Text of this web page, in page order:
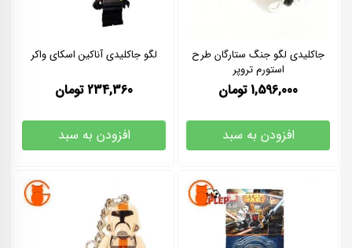
جاکلیدی لگو جنگ ستارگان طرح
استورم تروپر
1,596,000 تومان
افزودن به سبد
لگو جاکلیدی آناکین اسکای واکر
234,360 تومان
افزودن به سبد